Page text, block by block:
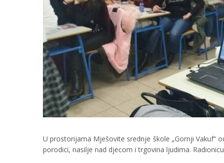
U prostorijama Mješovite srednje škole „Gornji Vakuf“
porodici, nasilje nad djecom i trgovina ljudima.